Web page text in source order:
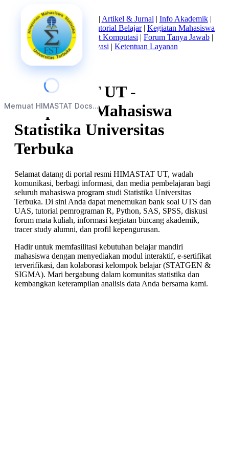
Memuat HIMASTAT Docs...
Beranda|Tentang Kami | Artikel & Jurnal | Info Akademik|
Mata Kuliah Statistika
Tutorial Belajar| Kegiatan Mahasiswa
Struktur Himpunan Alat Komputasi | Forum Tanya Jawab |
Kebijakan Privasi | Ketentuan Layanan
HIMASTAT UT -
Himpunan Mahasiswa
Statistika Universitas
Terbuka
Selamat datang di portal resmi HIMASTAT UT, wadah
komunikasi, berbagi informasi, dan media pembelajaran bagi
seluruh mahasiswa program studi Statistika Universitas
Terbuka. Di sini Anda dapat menemukan bank soal UTS dan
UAS, tutorial pemrograman R, Python, SAS, SPSS, diskusi
forum mata kuliah, informasi kegiatan bincang akademik,
tracer study alumni, dan profil kepengurusan.
Hadir untuk memfasilitasi kebutuhan belajar mandiri
mahasiswa dengan menyediakan modul interaktif, e-sertifikat
terverifikasi, dan kolaborasi kelompok belajar (STATGEN &
SIGMA). Mari bergabung dalam komunitas statistika dan
kembangkan keterampilan analisis data Anda bersama kami.